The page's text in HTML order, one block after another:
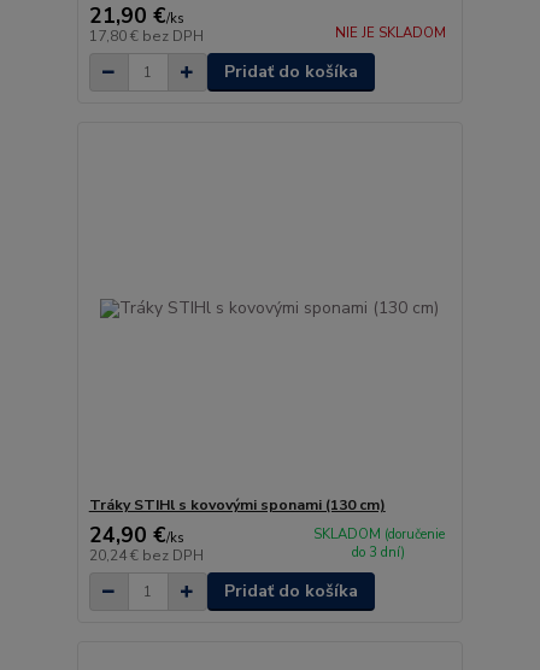
21,90 €/ks
17,80 € bez DPH NIE JE SKLADOM
Pridať do košíka
Tráky STIHl s kovovými sponami (130 cm)
24,90 €/ks
20,24 € bez DPH
SKLADOM (doručenie
do 3 dní)
Pridať do košíka